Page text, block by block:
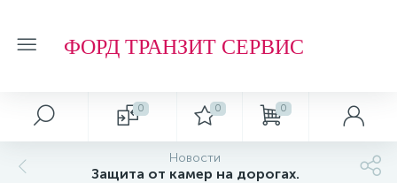
ФОРД ТРАНЗИТ СЕРВИС
0 0 0
Новости
Защита от камер на дорогах.